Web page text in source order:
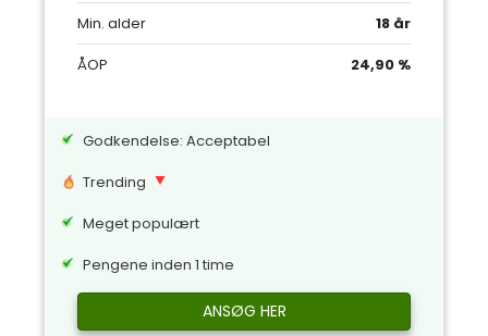
Min. alder
18 år
ÅOP
24,90 %
Godkendelse: Acceptabel
Trending
Meget populært
Pengene inden 1 time
ANSØG HER